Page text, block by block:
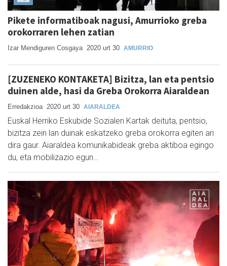
Pikete informatiboak nagusi, Amurrioko greba
orokorraren lehen zatian
Izar Mendiguren Cosgaya 2020 urt 30 AMURRIO
[ZUZENEKO KONTAKETA] Bizitza, lan eta pentsio
duinen alde, hasi da Greba Orokorra Aiaraldean
Erredakzioa 2020 urt 30 AIARALDEA
Euskal Herriko Eskubide Sozialen Kartak deituta, pentsio,
bizitza zein lan duinak eskatzeko greba orokorra egiten ari
dira gaur. Aiaraldea komunikabideak greba aktiboa egingo
du, eta mobilizazio egun…